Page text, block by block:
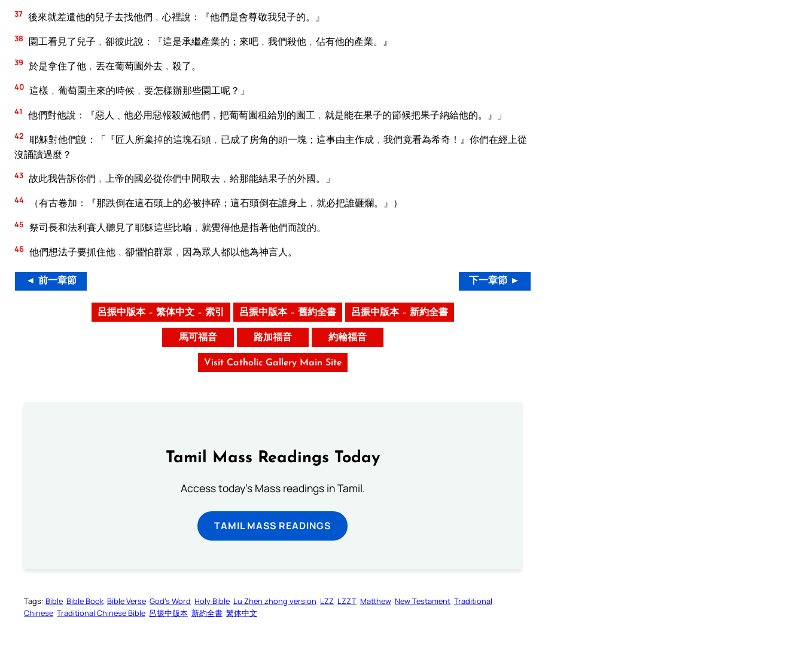
37 後來就差遣他的兒子去找他們﹐心裡說：『他們是會尊敬我兒子的。』
38 園工看見了兒子﹐卻彼此說：『這是承繼產業的；來吧﹐我們殺他﹐佔有他的產業。』
39 於是拿住了他﹐丟在葡萄園外去﹐殺了。
40 這樣﹐葡萄園主來的時候﹐要怎樣辦那些園工呢？」
41 他們對他說：『惡人﹑他必用惡報殺滅他們﹐把葡萄園租給別的園工﹐就是能在果子的節候把果子納給他的。』」
42 耶穌對他們說：「『匠人所棄掉的這塊石頭﹐已成了房角的頭一塊；這事由主作成﹐我們竟看為希奇！』你們在經上從
沒誦讀過麼？
43 故此我告訴你們﹐上帝的國必從你們中間取去﹐給那能結果子的外國。」
44 （有古卷加：『那跌倒在這石頭上的必被摔碎；這石頭倒在誰身上﹐就必把誰砸爛。』）
45 祭司長和法利賽人聽見了耶穌這些比喻﹐就覺得他是指著他們而說的。
46 他們想法子要抓住他﹐卻懼怕群眾﹐因為眾人都以他為神言人。
◄ 前一章節 下一章節 ►
呂振中版本 – 繁体中文 – 索引 呂振中版本 – 舊約全書 呂振中版本 – 新約全書
馬可福音 路加福音 約翰福音
Visit Catholic Gallery Main Site
Tamil Mass Readings Today
Access today's Mass readings in Tamil.
TAMIL MASS READINGS
Tags: Bible Bible Book Bible Verse God’s Word Holy Bible Lu Zhen zhong version LZZ LZZT Matthew New Testament Traditional
Chinese Traditional Chinese Bible 呂振中版本 新約全書 繁体中文